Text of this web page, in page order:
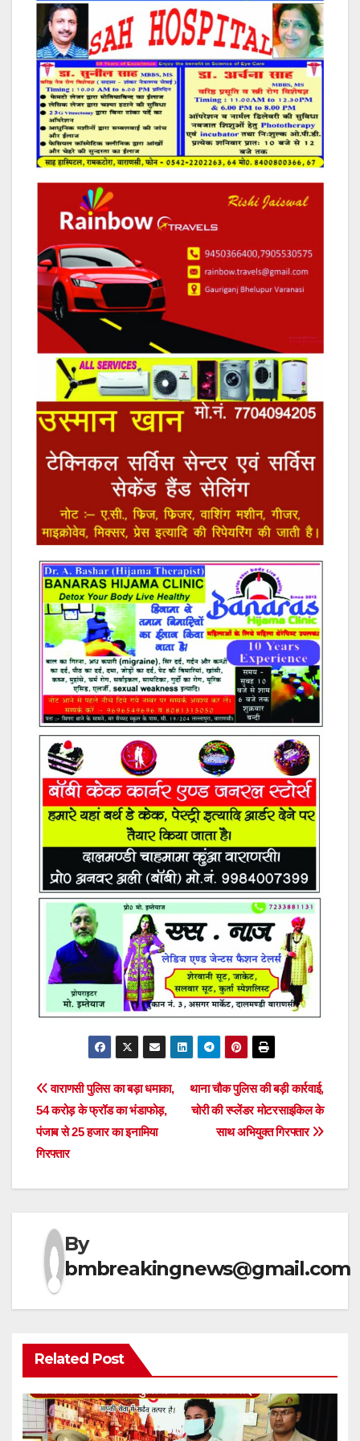
Post
navigation
थाना चौक पुलिस की बड़ी कार्रवाई,
चोरी की स्प्लेंडर मोटरसाइकिल के
साथ अभियुक्त गिरफ्तार
वाराणसी पुलिस का बड़ा धमाका,
54 करोड़ के फ्रॉड का भंडाफोड़,
पंजाब से 25 हजार का इनामिया
गिरफ्तार
By
bmbreakingnews@gmail.com
Related Post